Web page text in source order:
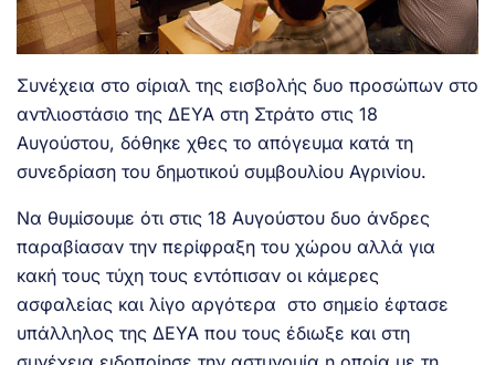
Συνέχεια στο σίριαλ της εισβολής δυο προσώπων στο
αντλιοστάσιο της ΔΕΥΑ στη Στράτο στις 18
Αυγούστου, δόθηκε χθες το απόγευμα κατά τη
συνεδρίαση του δημοτικού συμβουλίου Αγρινίου.
Να θυμίσουμε ότι στις 18 Αυγούστου δυο άνδρες
παραβίασαν την περίφραξη του χώρου αλλά για
κακή τους τύχη τους εντόπισαν οι κάμερες
ασφαλείας και λίγο αργότερα στο σημείο έφτασε
υπάλληλος της ΔΕΥΑ που τους έδιωξε και στη